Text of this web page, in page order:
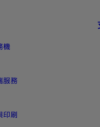
機
服務
印刷